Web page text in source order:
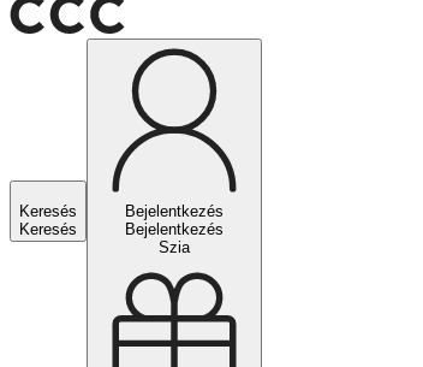
Keresés
Keresés
Bejelentkezés
Bejelentkezés
Szia